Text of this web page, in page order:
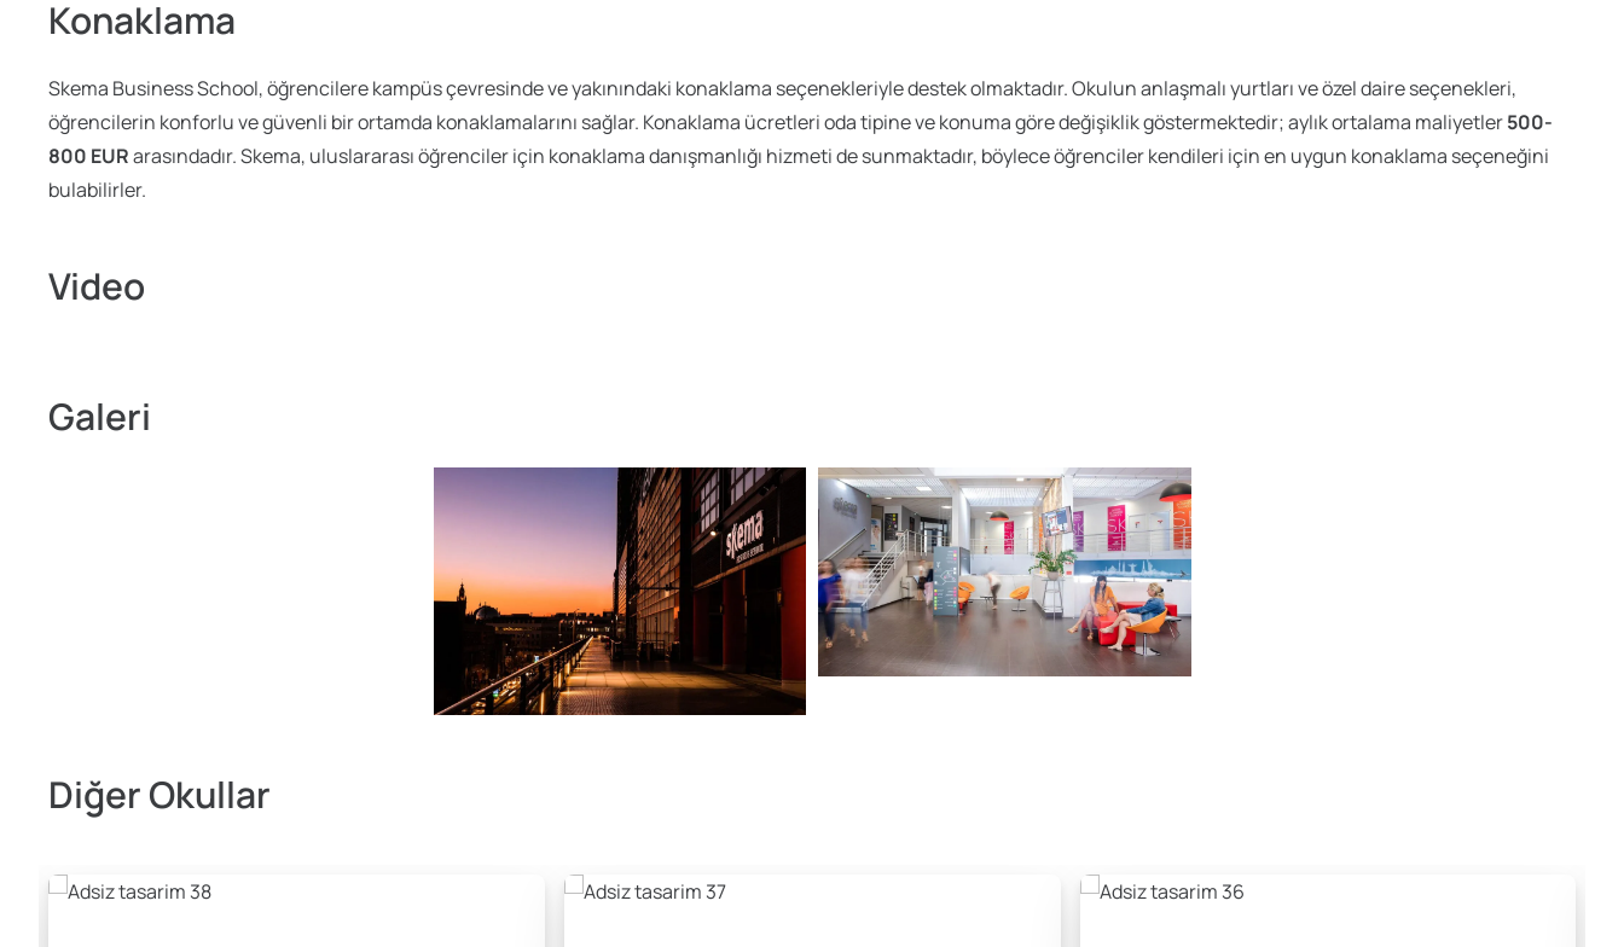
Konaklama
Skema Business School, öğrencilere kampüs çevresinde ve yakınındaki konaklama seçenekleriyle destek olmaktadır. Okulun anlaşmalı yurtları ve özel daire seçenekleri,
öğrencilerin konforlu ve güvenli bir ortamda konaklamalarını sağlar. Konaklama ücretleri oda tipine ve konuma göre değişiklik göstermektedir; aylık ortalama maliyetler500-
800 EURarasındadır. Skema, uluslararası öğrenciler için konaklama danışmanlığı hizmeti de sunmaktadır, böylece öğrenciler kendileri için en uygun konaklama seçeneğini
bulabilirler.
Video
Galeri
Diğer Okullar